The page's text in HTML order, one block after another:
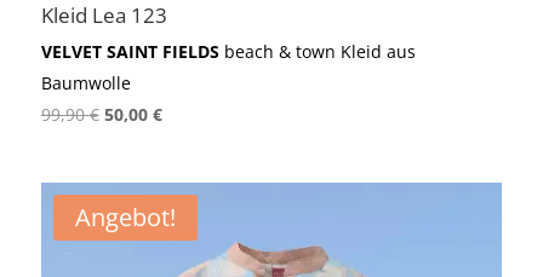
Kleid Lea 123
VELVET SAINT FIELDS beach & town Kleid aus
Baumwolle
99,90€ Ursprünglicher
99,90 €
50,00 €Aktueller
50,00 €.
Angebot!